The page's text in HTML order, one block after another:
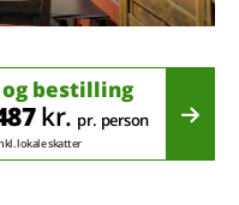
bestilling
kr. pr. person
lokale skatter